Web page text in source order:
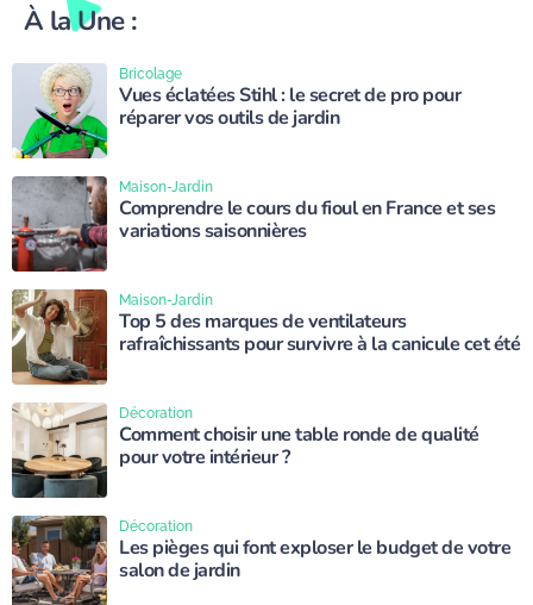
À la Une :
Vues éclatées Stihl : le secret de pro pour
réparer vos outils de jardin
Bricolage
Comprendre le cours du fioul en France et ses
variations saisonnières
Maison-Jardin
Top 5 des marques de ventilateurs
rafraîchissants pour survivre à la canicule cet été
Maison-Jardin
Comment choisir une table ronde de qualité
pour votre intérieur ?
Décoration
Les pièges qui font exploser le budget de votre
salon de jardin
Décoration